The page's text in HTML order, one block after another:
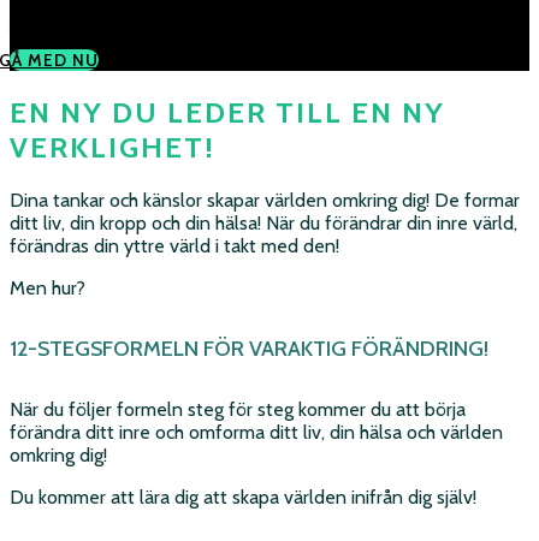
MED NU
EN NY DU LEDER TILL EN NY
VERKLIGHET!
Dina tankar och känslor skapar världen omkring dig! De formar
ditt liv, din kropp och din hälsa! När du förändrar din inre värld,
förändras din yttre värld i takt med den!
Men hur?
12-STEGSFORMELN FÖR VARAKTIG FÖRÄNDRING!
När du följer formeln steg för steg kommer du att börja
förändra ditt inre och omforma ditt liv, din hälsa och världen
omkring dig!
Du kommer att lära dig att skapa världen inifrån dig själv!